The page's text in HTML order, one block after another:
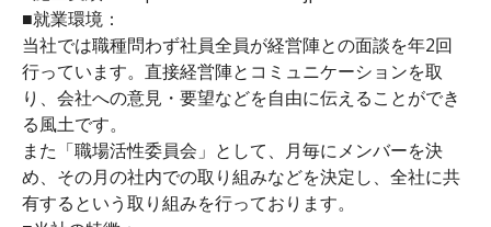
■就業環境：
当社では職種問わず社員全員が経営陣との面談を年2回
行っています。直接経営陣とコミュニケーションを取
り、会社への意見・要望などを自由に伝えることができ
る風土です。
また「職場活性委員会」として、月毎にメンバーを決
め、その月の社内での取り組みなどを決定し、全社に共
有するという取り組みを行っております。